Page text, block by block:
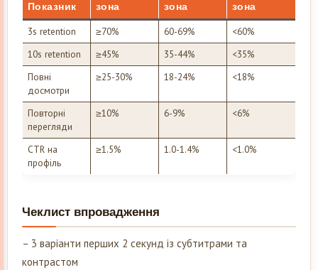
Показник
зона
зона
зона
3s retention ≥70% 60-69%
<60%
10s retention
≥45% 35-44%
<35%
Повні
досмотри
≥25-30% 18-24% <18%
Повторні
перегляди
≥10% 6-9% <6%
CTR на
профіль
≥1.5% 1.0-1.4% <1.0%
Чеклист впровадження
– 3 варіанти перших 2 секунд із субтитрами та
контрастом